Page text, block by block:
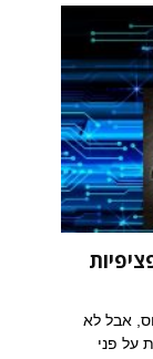
אבל לא
על פני